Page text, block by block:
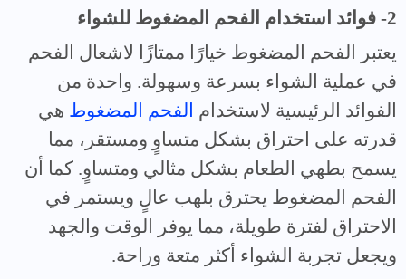
2- فوائد استخدام الفحم المضغوط للشواء
يعتبر الفحم المضغوط خيارًا ممتازًا لاشعال الفحم
في عملية الشواء بسرعة وسهولة. واحدة من
الفوائد الرئيسية لاستخدام الفحم المضغوط هي
قدرته على احتراق بشكل متساوٍ ومستقر، مما
يسمح بطهي الطعام بشكل مثالي ومتساوٍ. كما أن
الفحم المضغوط يحترق بلهب عالٍ ويستمر في
الاحتراق لفترة طويلة، مما يوفر الوقت والجهد
ويجعل تجربة الشواء أكثر متعة وراحة.